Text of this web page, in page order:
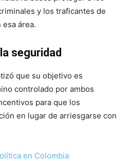
y los traficantes de
área.
seguridad
que su objetivo es
controlado por ambos
para que los
en lugar de arriesgarse con
en Colombia